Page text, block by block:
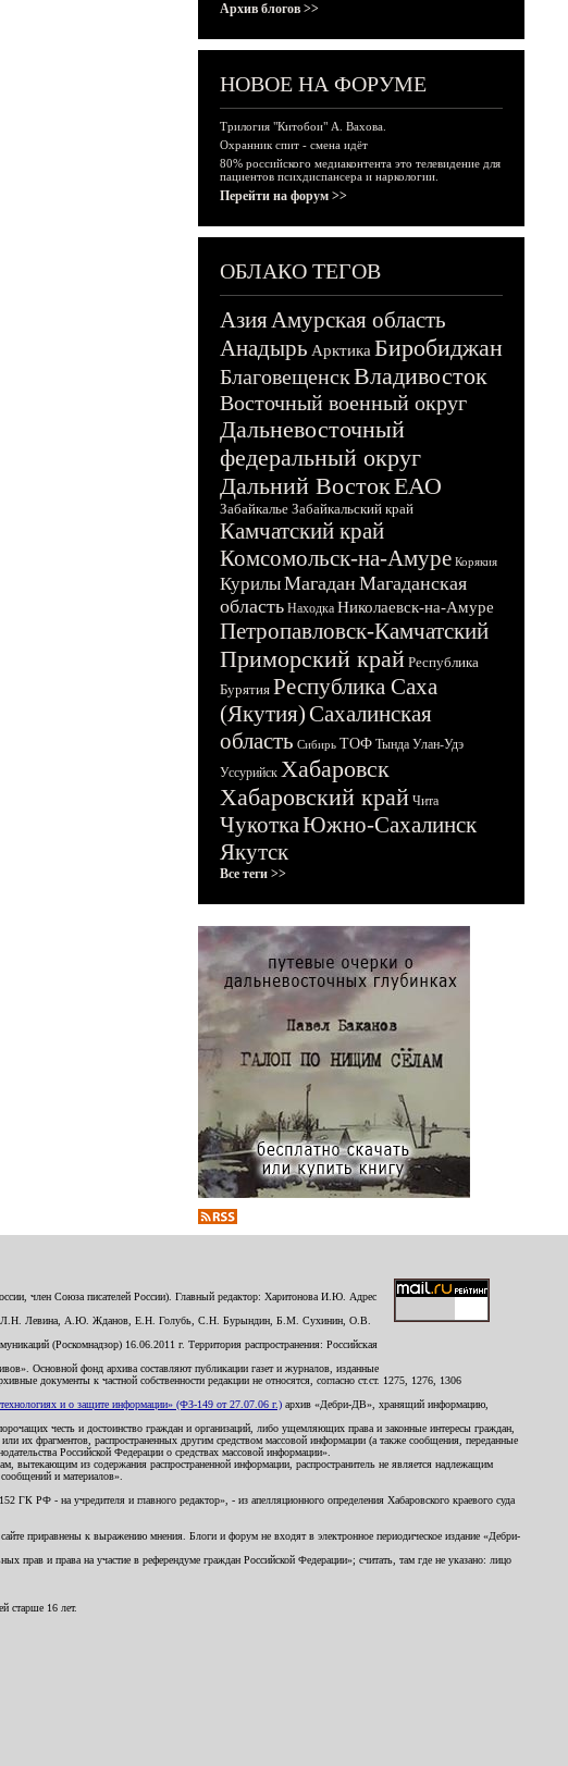
Архив блогов >>
НОВОЕ НА ФОРУМЕ
Трилогия "Китобои" А. Вахова.
Охранник спит - смена идёт
80% российского медиаконтента это телевидение для
пациентов психдиспансера и наркологии.
Перейти на форум >>
ОБЛАКО ТЕГОВ
АзияАмурская область
Анадырь Арктика Биробиджан
БлаговещенскВладивосток
Восточный военный округ
Дальневосточный
федеральный округ
Дальний ВостокЕАО
Забайкалье Забайкальский край
Камчатский край
Комсомольск-на-Амуре Корякия
КурилыМагадан Магаданская
область Находка Николаевск-на-Амуре
Петропавловск-Камчатский
Приморский край Республика
Бурятия Республика Саха
(Якутия)Сахалинская
область Сибирь ТОФ Тында Улан-Удэ
Уссурийск Хабаровск
Хабаровский край Чита
ЧукоткаЮжно-Сахалинск
Якутск
Все теги >>
член Союза писателей России). Главный редактор: Харитонова И.Ю. Адрес
Л.Н. Левина, А.Ю. Жданов, Е.Н. Голубь, С.Н. Бурындин, Б.М. Сухинин, О.В.
(Роскомнадзор) 16.06.2011 г. Территория распространения: Российская
Основной фонд архива составляют публикации газет и журналов, изданные
документы к частной собственности редакции не относятся, согласно ст.ст. 1275, 1276, 1306
и о защите информации» (ФЗ-149 от 27.07.06 г.) архив «Дебри-ДВ», хранящий информацию,
честь и достоинство граждан и организаций, либо ущемляющих права и законные интересы граждан,
их фрагментов, распространенных другим средством массовой информации (а также сообщения, переданные
Российской Федерации о средствах массовой информации».
из содержания распространенной информации, распространитель не является надлежащим
и материалов».
РФ - на учредителя и главного редактор», - из апелляционного определения Хабаровского краевого суда
приравнены к выражению мнения. Блоги и форум не входят в электронное периодическое издание «Дебри-
и права на участие в референдуме граждан Российской Федерации»; считать, там где не указано: лицо
старше 16 лет.